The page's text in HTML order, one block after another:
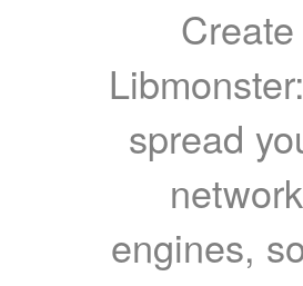
spread
engines,